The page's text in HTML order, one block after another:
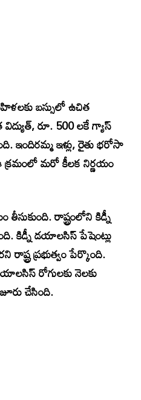
బస్సులో ఉచిత
రూ. 500 లకే గ్యాస్
ఇందిరమ్మ ఇళ్లు, రైతు భరోసా
మరో కీలక నిర్ణయం
రాష్ట్రంలోని కిడ్నీ
కిడ్నీ డయాలసిస్‌ పేషెంట్లు
ప్రభుత్వం పేర్కొంది.
రోగులకు నెలకు
చేసింది.